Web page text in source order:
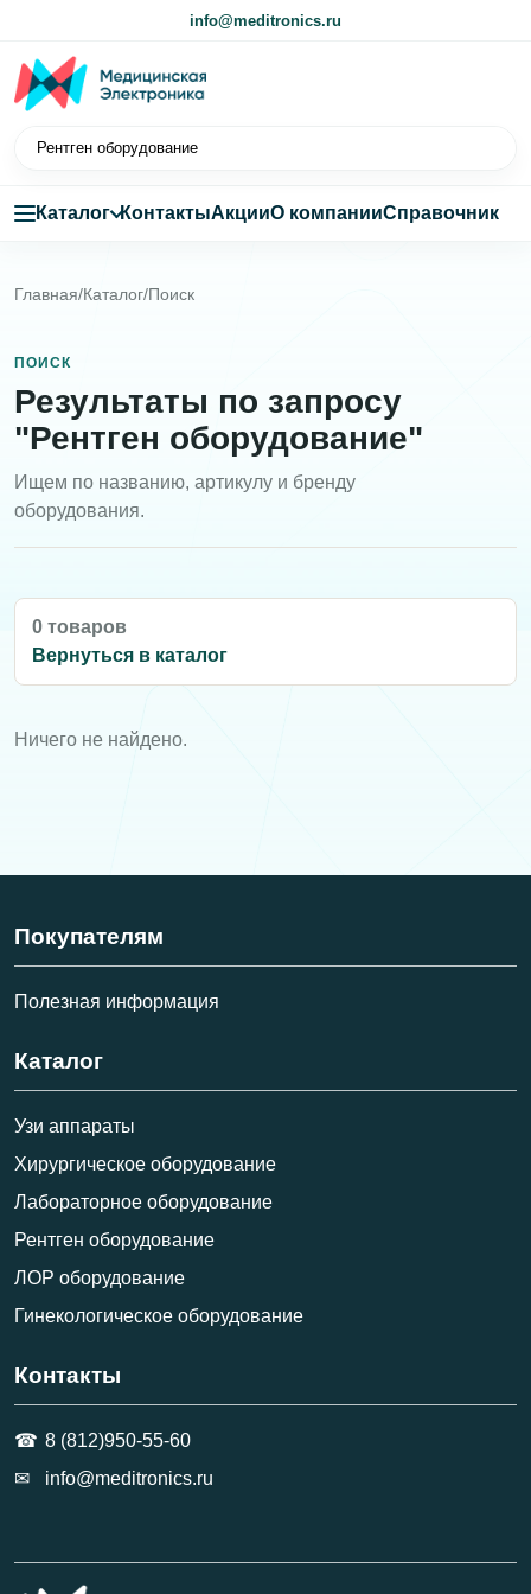
info@meditronics.ru
Каталог КонтактыАкцииО компанииСправочник
Главная/Каталог/Поиск
ПОИСК
Результаты по запросу
"Рентген оборудование"
Ищем по названию, артикулу и бренду
оборудования.
0 товаров
Вернуться в каталог
Ничего не найдено.
Покупателям
Полезная информация
Каталог
Узи аппараты
Хирургическое оборудование
Лабораторное оборудование
Рентген оборудование
ЛОР оборудование
Гинекологическое оборудование
Контакты
8 (812)950-55-60
info@meditronics.ru